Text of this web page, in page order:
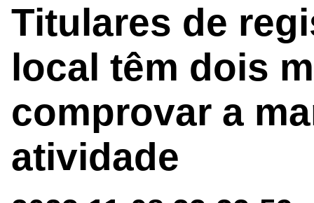
Titulares de
local têm dois
comprovar a
atividade